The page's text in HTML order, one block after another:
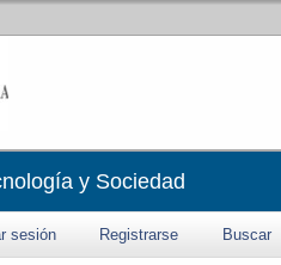
y Sociedad
sesión Registrarse Buscar